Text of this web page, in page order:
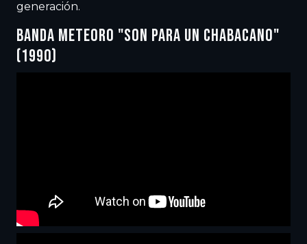
generación.
BANDA METEORO "SON PARA UN CHABACANO"
(1990)